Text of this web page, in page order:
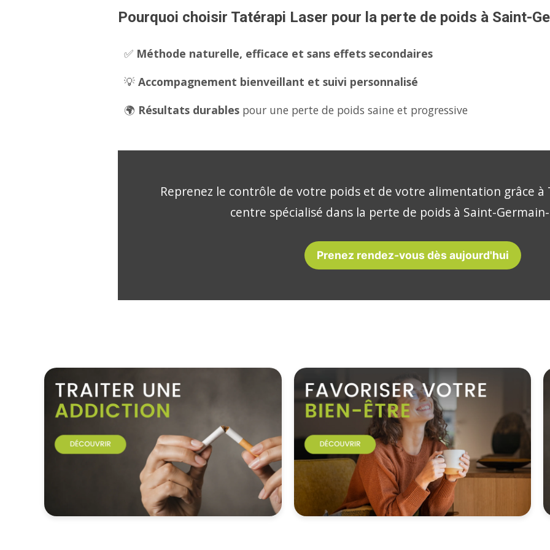
Pourquoi choisir Tatérapi Laser pour la perte de poids à Saint-
✅ Méthode naturelle, efficace et sans effets secondaires
💡 Accompagnement bienveillant et suivi personnalisé
🌍 Résultats durables pour une perte de poids saine et progressive
Reprenez le contrôle de votre poids et de votre alimentation grâce à
centre spécialisé dans la perte de poids à Saint-
Prenez rendez-vous dès aujourd'hui